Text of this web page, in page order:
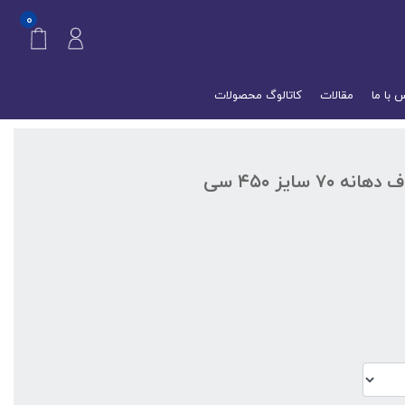
۰
با ما مقالات کاتالوگ محصولات
جار پلاستیکی، پت استوانه شفاف دهانه ۷۰ سایز ۴۵۰ سی